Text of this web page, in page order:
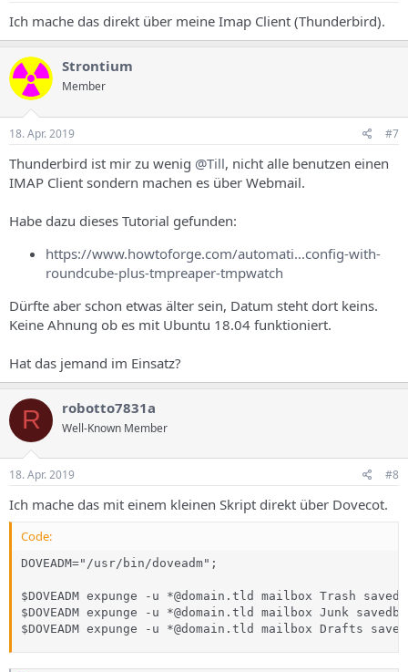
:
Ich mache das direkt über meine Imap Client (Thunderbird).
Strontium
Member
18. Apr. 2019 #7
Thunderbird ist mir zu wenig @Till, nicht alle benutzen einen
IMAP Client sondern machen es über Webmail.
Habe dazu dieses Tutorial gefunden:
https://www.howtoforge.com/automati...config-with-
roundcube-plus-tmpreaper-tmpwatch
Dürfte aber schon etwas älter sein, Datum steht dort keins.
Keine Ahnung ob es mit Ubuntu 18.04 funktioniert.
Hat das jemand im Einsatz?
R robotto7831a
Well-Known Member
18. Apr. 2019 #8
Ich mache das mit einem kleinen Skript direkt über Dovecot.
Code:
DOVEADM="/usr/bin/doveadm";
$DOVEADM expunge -u *@domain.tld mailbox Trash
$DOVEADM expunge -u *@domain.tld mailbox Junk
$DOVEADM expunge -u *@domain.tld mailbox Drafts